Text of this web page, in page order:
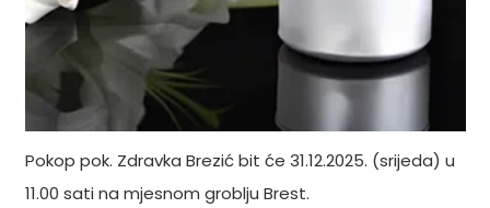
Pokop pok. Zdravka Brezić bit će 31.12.2025. (srijeda) u
11.00 sati na mjesnom groblju Brest.